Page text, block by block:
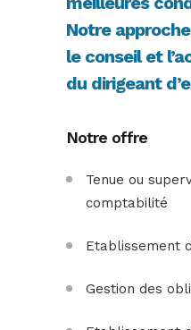
Notre
le conseil et
du dirigeant
Notre offre
Tenue ou
comptabilité
Etablissement
Gestion des